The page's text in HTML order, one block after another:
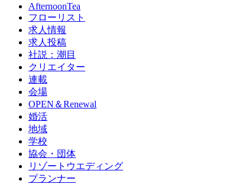
AfternoonTea
フローリスト
求人情報
求人投稿
社説：潮目
クリエイター
連載
会場
OPEN＆Renewal
婚活
地域
学校
協会・団体
リゾートウエディング
プランナー